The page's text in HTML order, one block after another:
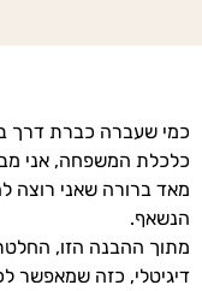
כמי שעברה כברת דרך
כלכלת המשפחה, אני
מאד ברורה שאני רוצה
הנשאף.
מתוך ההבנה הזו,
דיגיטלי, כזה שמאפשר